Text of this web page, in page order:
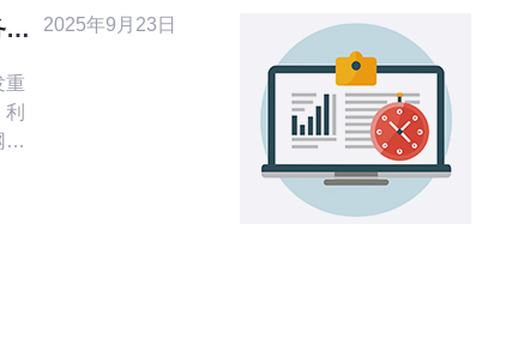
线
化
重
站
2025年9月23日